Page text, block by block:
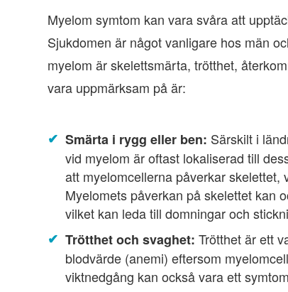
Myelom symtom kan vara svåra att
Sjukdomen är något vanligare hos män
myelom är skelettsmärta, trötthet,
vara uppmärksam på är:
Smärta i rygg eller ben: Särskilt i
vid myelom är oftast lokaliserad till
att myelomcellerna påverkar
Myelomets påverkan på skelettet kan
vilket kan leda till domningar och
Trötthet och svaghet: Trötthet är ett
blodvärde (anemi) eftersom
viktnedgång kan också vara ett